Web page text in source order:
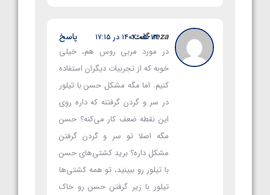
rezaگفت:
۱۴۰۲-۰۵-۱۳ در ۱۷:۱۵
در مورد مربی روس هم، خیلی
خوبه که از تجربیات دیگران استفاده
کنیم. اما مگه مشکل حسن با تیلور
در سر و گردن گرفتنه که داره روی
این نقطه ضعف کار می‌کنه؟ حسن
مگه اصلا تو سر و گردن گرفتن
مشکل داره؟ برید کشتی‌های حسن
با تیلور رو ببینید، تو همه کشتی‌ها
تیلور با زیر گرفتن حسن رو خاک
پاسخ